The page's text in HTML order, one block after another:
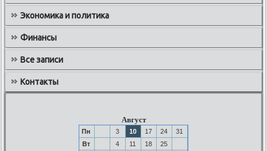
Экономика и политика
Финансы
Все записи
Контакты
Август
Пн 3 10 17 24
31
Вт
4 11 18
25